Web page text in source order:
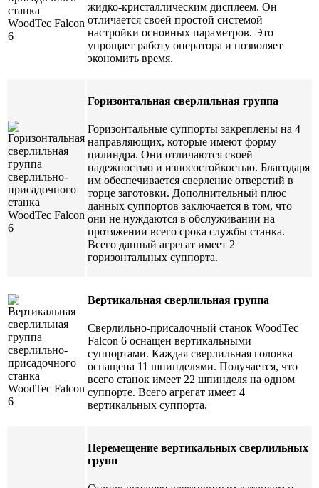
жидко-кристаллическим дисплеем. Он
отличается своей простой системой
настройки основных параметров. Это
упрощает работу оператора и позволяет
экономить время.
Горизонтальная сверлильная группа
Горизонтальные суппорты закреплены на 4
направляющих, которые имеют форму
цилиндра. Они отличаются своей
надежностью и износостойкостью. Благодаря
им обеспечивается сверление отверстий в
торце заготовки. Дополнительный плюс
данных суппортов заключается в том, что
они не нуждаются в обслуживании на
протяжении всего срока службы станка.
Всего данный агрегат имеет 2
горизонтальных суппорта.
Вертикальная сверлильная группа
Сверлильно-присадочный станок WoodTec
Falcon 6 оснащен вертикальными
суппортами. Каждая сверлильная головка
оснащена 11 шпинделями. Получается, что
всего станок имеет 22 шпинделя на одном
суппорте. Всего агрегат имеет 4
вертикальных суппорта.
Перемещение вертикальных сверлильных
групп